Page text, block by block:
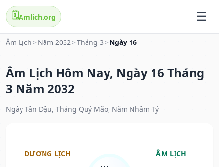
🗓️Amlich.org
Âm Lịch > Năm 2032>Tháng 3 > Ngày 16
Âm Lịch Hôm Nay, Ngày 16 Tháng
3 Năm 2032
Ngày Tân Dậu, Tháng Quý Mão, Năm Nhâm Tý
DƯƠNG LỊCH ÂM LỊCH